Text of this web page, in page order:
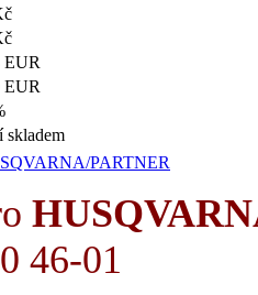
EUR
EUR
skladem
PARTNER
46-01